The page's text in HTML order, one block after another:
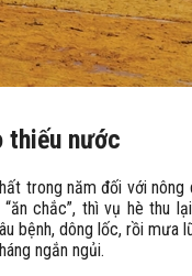
thiếu nước
trong năm đối với nông
chắc”, thì vụ hè thu
bệnh, dông lốc, rồi mưa
ngắn ngủi.